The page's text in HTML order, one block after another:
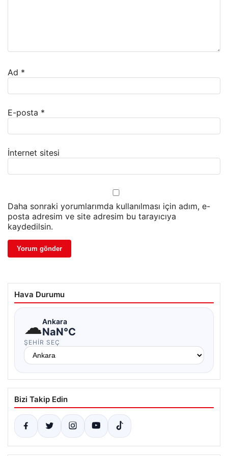
Ad *
E-posta *
İnternet sitesi
Daha sonraki yorumlarımda kullanılması için adım, e-
posta adresim ve site adresim bu tarayıcıya
kaydedilsin.
Hava Durumu
☁Ankara
NaN°C
ŞEHIR SEÇ
Bizi Takip Edin